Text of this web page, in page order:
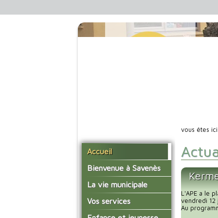
Accueil
Bienvenue à Savenès
Situer Savenès
Savenès en chiffre
L'histoire du village
La vie municipale
Vos élus
Les compte-rendus du
Vos services
La mairie
vous êtes
L'APE a le
vendredi 12
Au